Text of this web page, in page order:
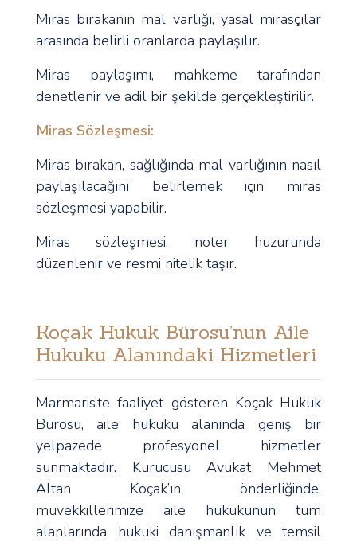
Miras bırakanın mal varlığı, yasal mirasçılar
arasında belirli oranlarda paylaşılır.
Miras paylaşımı, mahkeme tarafından
denetlenir ve adil bir şekilde gerçekleştirilir.
Miras Sözleşmesi:
Miras bırakan, sağlığında mal varlığının nasıl
paylaşılacağını belirlemek için miras
sözleşmesi yapabilir.
Miras sözleşmesi, noter huzurunda
düzenlenir ve resmi nitelik taşır.
Koçak Hukuk Bürosu’nun Aile
Hukuku Alanındaki Hizmetleri
Marmaris’te faaliyet gösteren Koçak Hukuk
Bürosu, aile hukuku alanında geniş bir
yelpazede profesyonel hizmetler
sunmaktadır. Kurucusu Avukat Mehmet
Altan Koçak’ın önderliğinde,
müvekkillerimize aile hukukunun tüm
alanlarında hukuki danışmanlık ve temsil